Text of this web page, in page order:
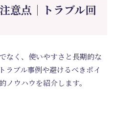
意点｜トラブル回
なく、使いやすさと長期的な
ラブル事例や避けるべきポイ
ノウハウを紹介します。